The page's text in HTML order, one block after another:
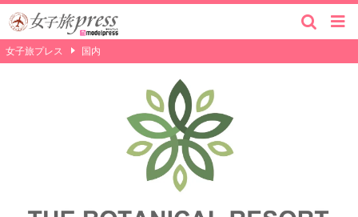
女子旅プレス 国内